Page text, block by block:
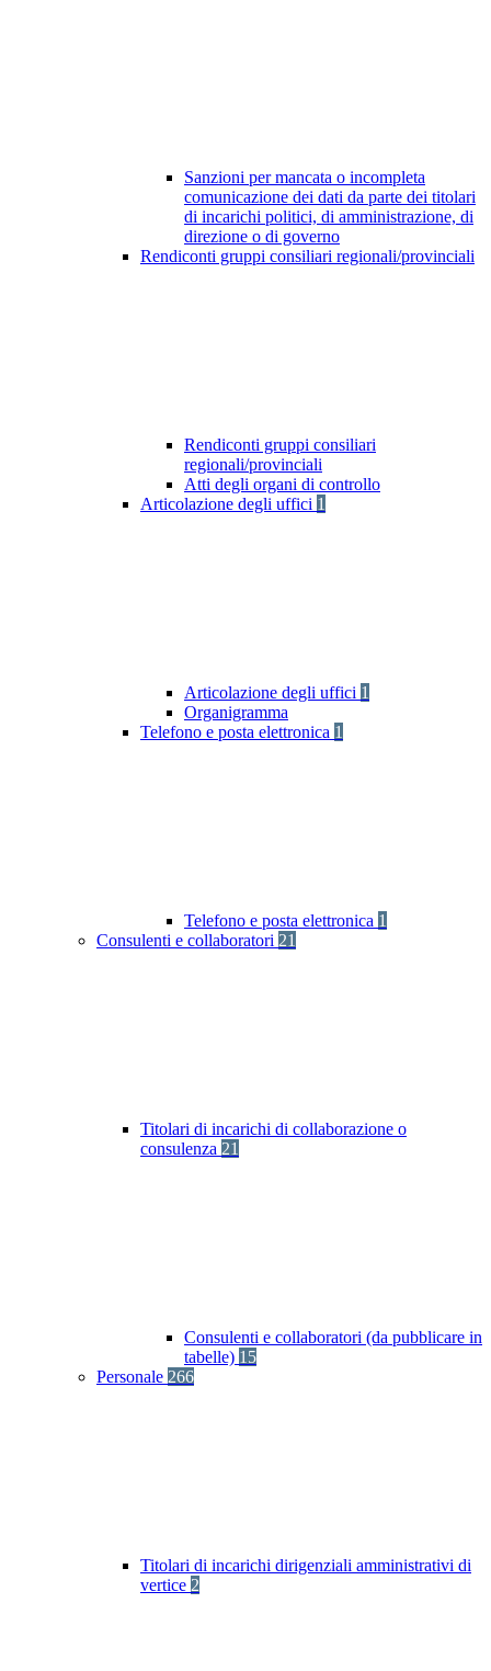
Sanzioni per mancata o incompleta
comunicazione dei dati da parte dei titolari
di incarichi politici, di amministrazione, di
direzione o di governo
Rendiconti gruppi consiliari regionali/provinciali
Rendiconti gruppi consiliari
regionali/provinciali
Atti degli organi di controllo
Articolazione degli uffici 1
Articolazione degli uffici 1
Organigramma
Telefono e posta elettronica 1
Telefono e posta elettronica 1
Consulenti e collaboratori 21
Titolari di incarichi di collaborazione o
consulenza 21
Consulenti e collaboratori (da pubblicare in
tabelle) 15
Personale 266
Titolari di incarichi dirigenziali amministrativi di
vertice 2